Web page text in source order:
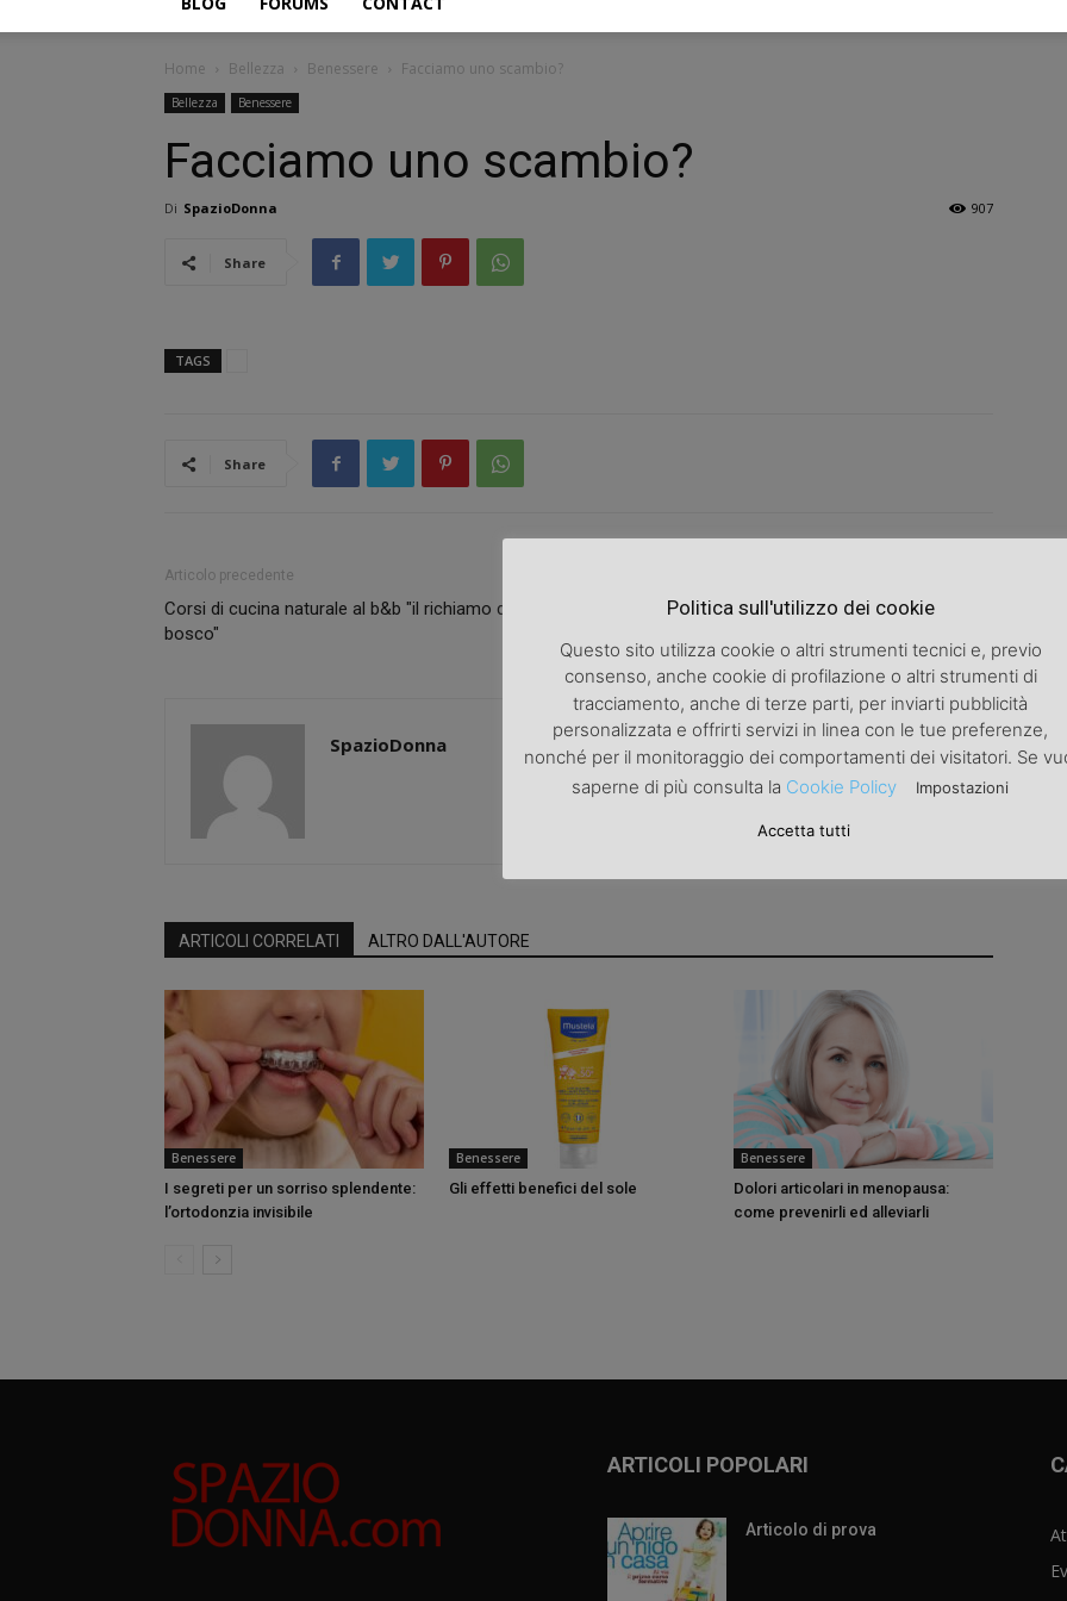
Home Bellezza Benessere Facciamo uno scambio?
Bellezza Benessere
Facciamo uno scambio?
Di SpazioDonna 907
Share
TAGS
Share
Articolo precedente
Corsi di cucina naturale al b&b "il richiamo del
bosco"
Marzo, only for ladies
SpazioDonna
ARTICOLI CORRELATI ALTRO DALL'AUTORE
Benessere
I segreti per un sorriso splendente:
l’ortodonzia invisibile
Benessere
Gli effetti benefici del sole
Benessere
Dolori articolari in menopausa:
come prevenirli ed alleviarli
ARTICOLI POPOLARI
Articolo di prova
Politica sull'utilizzo dei cookie
Questo sito utilizza cookie o altri strumenti tecnici e, previo
consenso, anche cookie di profilazione o altri strumenti di
tracciamento, anche di terze parti, per inviarti pubblicità
personalizzata e offrirti servizi in linea con le tue preferenze,
nonché per il monitoraggio dei comportamenti dei visitatori. Se
saperne di più consulta la Cookie Policy Impostazioni
Accetta tutti